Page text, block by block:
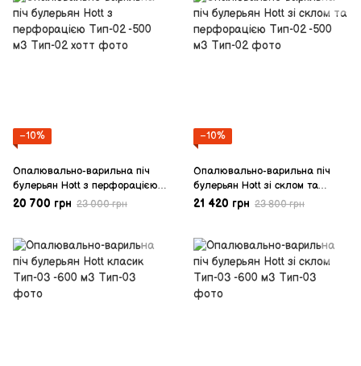
−10%
Опалювально-варильна піч
булерьян Hott з перфорацією
Тип-02 -500 м3
20 700 грн 23 000 грн
−10%
Опалювально-варильна піч
булерьян Hott зі склом та
перфорацією Тип-02 -500 м3
21 420 грн 23 800 грн